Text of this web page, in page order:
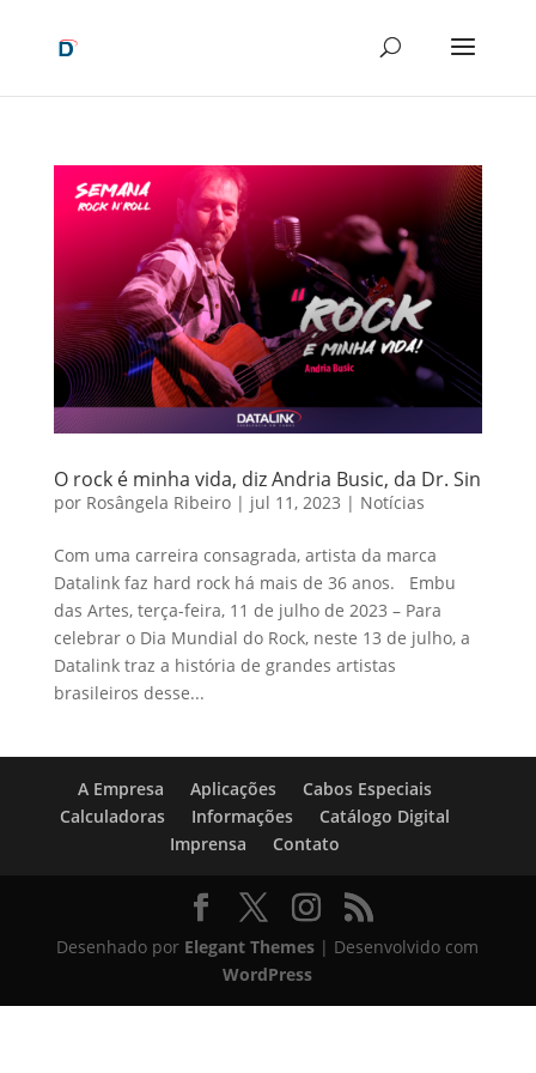
O rock é minha vida, diz Andria Busic, da Dr. Sin
por Rosângela Ribeiro| jul 11, 2023 | Notícias
Com uma carreira consagrada, artista da marca
Datalink faz hard rock há mais de 36 anos. Embu
das Artes, terça-feira, 11 de julho de 2023 – Para
celebrar o Dia Mundial do Rock, neste 13 de julho, a
Datalink traz a história de grandes artistas
brasileiros desse...
A Empresa Aplicações
Cabos Especiais
Calculadoras
Informações
Catálogo Digital
Imprensa
Contato
Desenhado por Elegant Themes | Desenvolvido com
WordPress